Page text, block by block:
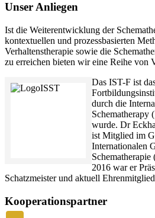
Unser Anliegen
Ist die Weiterentwicklung der
kontextuellen und prozessbasierten
Verhaltenstherapie sowie die
zu erreichen bieten wir eine Reihe von
Das IST-F ist
durch die
Schematherapy
wurde. Dr
ist Mitglied im
Internationalen
2016 war er
Schatzmeister und aktuell
Kooperationspartner